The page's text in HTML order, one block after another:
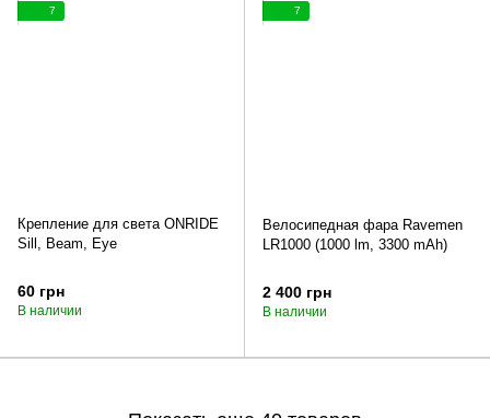
7
Крепление для света ONRIDE
Sill, Beam, Eye
60 грн
В наличии
7
Велосипедная фара Ravemen
LR1000 (1000 lm, 3300 mAh)
2 400 грн
В наличии